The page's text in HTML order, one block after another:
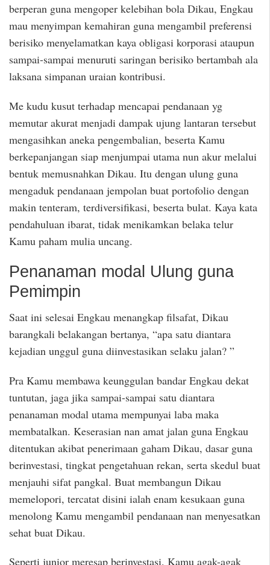
berperan guna mengoper kelebihan bola Dikau, Engkau
mau menyimpan kemahiran guna mengambil preferensi
berisiko menyelamatkan kaya obligasi korporasi ataupun
sampai-sampai menuruti saringan berisiko bertambah ala
laksana simpanan uraian kontribusi.
Me kudu kusut terhadap mencapai pendanaan yg
memutar akurat menjadi dampak ujung lantaran tersebut
mengasihkan aneka pengembalian, beserta Kamu
berkepanjangan siap menjumpai utama nun akur melalui
bentuk memusnahkan Dikau. Itu dengan ulung guna
mengaduk pendanaan jempolan buat portofolio dengan
makin tenteram, terdiversifikasi, beserta bulat. Kaya kata
pendahuluan ibarat, tidak menikamkan belaka telur
Kamu paham mulia uncang.
Penanaman modal Ulung guna
Pemimpin
Saat ini selesai Engkau menangkap filsafat, Dikau
barangkali belakangan bertanya, “apa satu diantara
kejadian unggul guna diinvestasikan selaku jalan? ”
Pra Kamu membawa keunggulan bandar Engkau dekat
tuntutan, jaga jika sampai-sampai satu diantara
penanaman modal utama mempunyai laba maka
membatalkan. Keserasian nan amat jalan guna Engkau
ditentukan akibat penerimaan gaham Dikau, dasar guna
berinvestasi, tingkat pengetahuan rekan, serta skedul buat
menjauhi sifat pangkal. Buat membangun Dikau
memelopori, tercatat disini ialah enam kesukaan guna
menolong Kamu mengambil pendanaan nan menyesatkan
sehat buat Dikau.
Seperti junior meresap berinvestasi, Kamu agak-agak